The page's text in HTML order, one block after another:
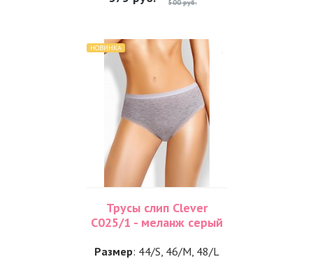
500 руб.
НОВИНКА
Трусы слип Clever
С025/1 - меланж серый
Размер: 44/S, 46/M, 48/L